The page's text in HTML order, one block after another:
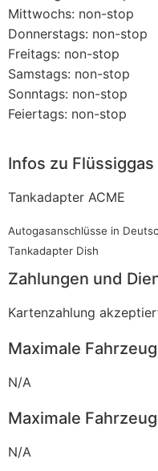
Mittwochs: non-stop
Donnerstags: non-stop
Freitags: non-stop
Samstags: non-stop
Sonntags: non-stop
Feiertags: non-stop
Infos zu Flüssiggas
Tankadapter ACME
Autogasanschlüsse in
Tankadapter Dish
Zahlungen und
Kartenzahlung
Maximale
N/A
Maximale
N/A